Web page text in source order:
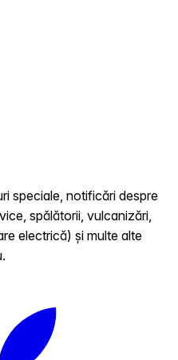
speciale, notificări despre
spălătorii, vulcanizări,
electrică) și multe alte